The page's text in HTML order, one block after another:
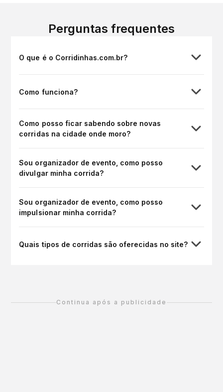
Perguntas frequentes
O que é o Corridinhas.com.br?
Como funciona?
Como posso ficar sabendo sobre novas
corridas na cidade onde moro?
Sou organizador de evento, como posso
divulgar minha corrida?
Sou organizador de evento, como posso
impulsionar minha corrida?
Quais tipos de corridas são oferecidas no site?
Continua após a publicidade